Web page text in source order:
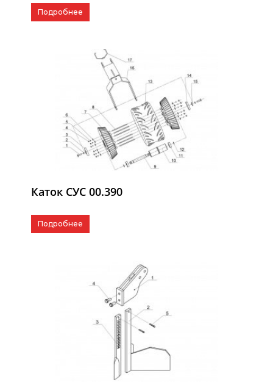
Подробнее
Каток СУС 00.390
Подробнее